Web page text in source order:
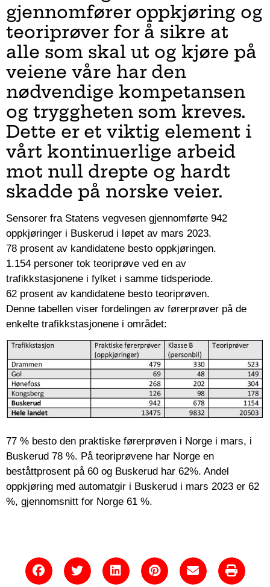
gjennomfører oppkjøring og
teoriprøver for å sikre at
alle som skal ut og kjøre på
veiene våre har den
nødvendige kompetansen
og tryggheten som kreves.
Dette er et viktig element i
vårt kontinuerlige arbeid
mot null drepte og hardt
skadde på norske veier.
Sensorer fra Statens vegvesen gjennomførte 942
oppkjøringer i Buskerud i løpet av mars 2023.
78 prosent av kandidatene besto oppkjøringen.
1.154 personer tok teoriprøve ved en av
trafikkstasjonene i fylket i samme tidsperiode.
62 prosent av kandidatene besto teoriprøven.
Denne tabellen viser fordelingen av førerprøver på de
enkelte trafikkstasjonene i området:
77 % besto den praktiske førerprøven i Norge i mars, i
Buskerud 78 %. På teoriprøvene har Norge en
beståttprosent på 60 og Buskerud har 62%. Andel
oppkjøring med automatgir i Buskerud i mars 2023 er 62
%, gjennomsnitt for Norge 61 %.